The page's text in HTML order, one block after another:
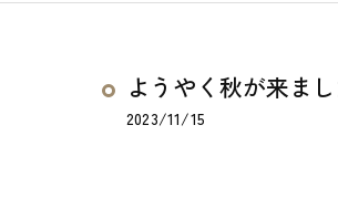
ようやく秋が来まし
2023/11/15